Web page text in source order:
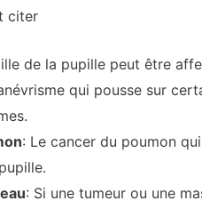
citer
de la pupille peut être
qui pousse sur
: Le cancer du poumon
: Si une tumeur ou une